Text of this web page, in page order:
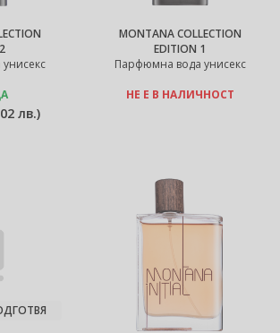
лв.)
MONTANA COLLECTION
EDITION 1
Парфюмна вода унисекс
НЕ Е В НАЛИЧНОСТ